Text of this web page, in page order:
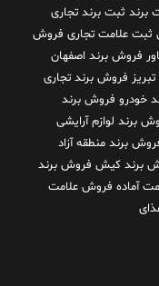
برند ثبت برند تجاری
ثبت علامت تجاری فروش
فروش برند اصفهان
فروش برند تجاری
خودرو فروش برند
برند لوازم آرایشی
برند منطقه آزاد
برند کیش فروش برند
آماده فروش علامت